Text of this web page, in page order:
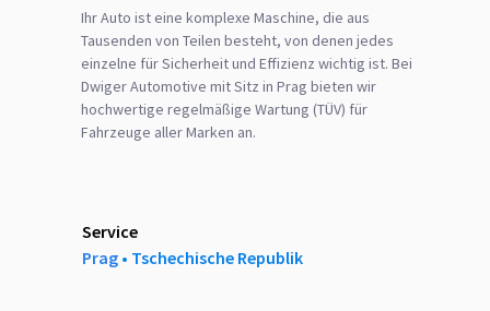
Ihr Auto ist eine komplexe Maschine, die aus
Tausenden von Teilen besteht, von denen jedes
einzelne für Sicherheit und Effizienz wichtig ist. Bei
Dwiger Automotive mit Sitz in Prag bieten wir
hochwertige regelmäßige Wartung (TÜV) für
Fahrzeuge aller Marken an.
Service
Prag ‎‎•‎ Tschechische Republik